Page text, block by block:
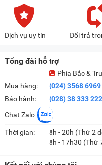
Dịch vụ uy tín Đổi trả
Tổng đài hỗ trợ
Mua hàng:
Bảo hành:
Phía Bắc &
(024) 3568 6969
(028) 38 333 222
Chat Zalo
Thời gian:
8h - 20h (Thứ 2
8h - 17h30 (Thứ